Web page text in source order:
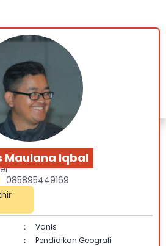
Maulana Iqbal
085895449169
:
Vanis
:
Pendidikan Geografi